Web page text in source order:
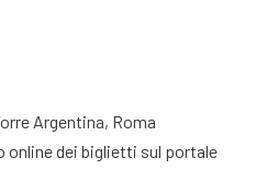
Argentina, Roma
online dei biglietti sul portale